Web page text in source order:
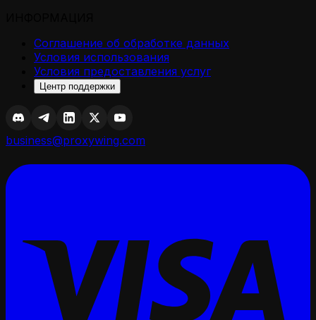
Соглашение об обработке данных
Условия использования
Условия предоставления услуг
Центр поддержки
business@proxywing.com